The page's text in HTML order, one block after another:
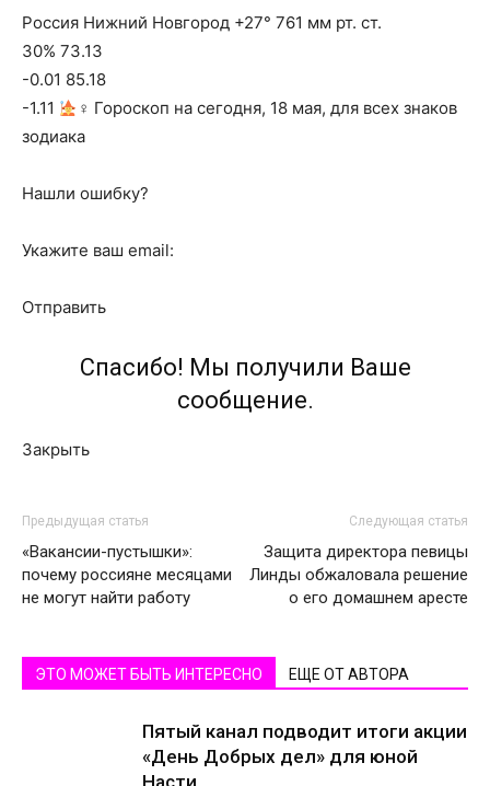
Россия Нижний Новгород +27° 761 мм рт. ст.
30% 73.13
-0.01 85.18
-1.11
‍♀ Гороскоп на сегодня, 18 мая, для всех знаков
зодиака
Нашли ошибку?
Укажите ваш email:
Отправить
Спасибо! Мы получили Ваше
сообщение.
Закрыть
Предыдущая статья
«Вакансии-пустышки»:
почему россияне месяцами
не могут найти работу
Следующая статья
Защита директора певицы
Линды обжаловала решение
о его домашнем аресте
ЭТО МОЖЕТ БЫТЬ ИНТЕРЕСНО ЕЩЕ ОТ АВТОРА
Пятый канал подводит итоги акции
«День Добрых дел» для юной
Насти